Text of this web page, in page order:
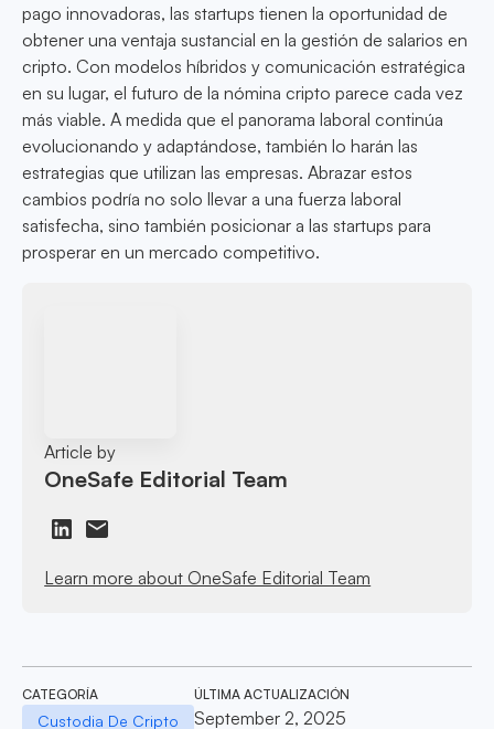
pago innovadoras, las startups tienen la oportunidad de
obtener una ventaja sustancial en la gestión de salarios en
cripto. Con modelos híbridos y comunicación estratégica
en su lugar, el futuro de la nómina cripto parece cada vez
más viable. A medida que el panorama laboral continúa
evolucionando y adaptándose, también lo harán las
estrategias que utilizan las empresas. Abrazar estos
cambios podría no solo llevar a una fuerza laboral
satisfecha, sino también posicionar a las startups para
prosperar en un mercado competitivo.
Article by
OneSafe Editorial Team
Learn more about OneSafe Editorial Team
CATEGORÍA
Custodia De Cripto
ÚLTIMA ACTUALIZACIÓN
September 2, 2025